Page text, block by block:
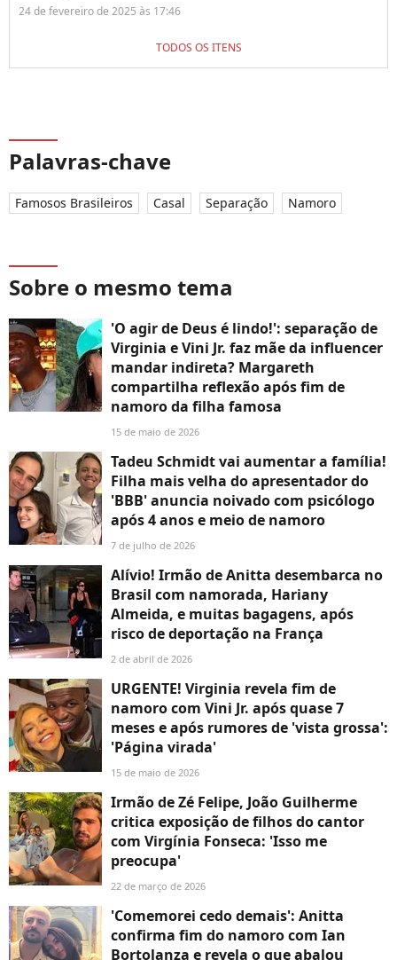
24 de fevereiro de 2025 às 17:46
TODOS OS ITENS
Palavras-chave
Famosos Brasileiros Casal Separação Namoro
Sobre o mesmo tema
'O agir de Deus é lindo!': separação de
Virginia e Vini Jr. faz mãe da influencer
mandar indireta? Margareth
compartilha reflexão após fim de
namoro da filha famosa
15 de maio de 2026
Tadeu Schmidt vai aumentar a família!
Filha mais velha do apresentador do
'BBB' anuncia noivado com psicólogo
após 4 anos e meio de namoro
7 de julho de 2026
Alívio! Irmão de Anitta desembarca no
Brasil com namorada, Hariany
Almeida, e muitas bagagens, após
risco de deportação na França
2 de abril de 2026
URGENTE! Virginia revela fim de
namoro com Vini Jr. após quase 7
meses e após rumores de 'vista grossa':
'Página virada'
15 de maio de 2026
Irmão de Zé Felipe, João Guilherme
critica exposição de filhos do cantor
com Virgínia Fonseca: 'Isso me
preocupa'
22 de março de 2026
'Comemorei cedo demais': Anitta
confirma fim do namoro com Ian
Bortolanza e revela o que abalou